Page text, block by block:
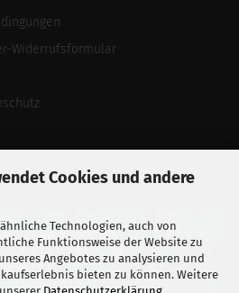
Cookies und andere
Technologien, auch von
Funktionsweise der Website zu
Angebotes zu analysieren und
bieten zu können. Weitere
Widerrufsformular